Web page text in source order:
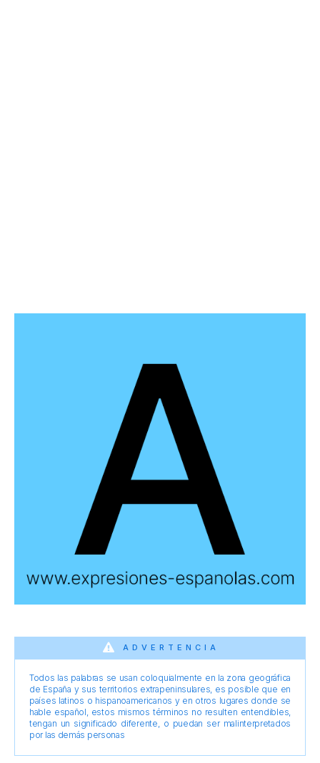
ADVERTENCIA
Todos las palabras se usan coloquialmente en la zona geográfica
de España y sus territorios extrapeninsulares, es posible que en
países latinos o hispanoamericanos y en otros lugares donde se
hable español, estos mismos términos no resulten entendibles,
tengan un significado diferente, o puedan ser malinterpretados
por las demás personas